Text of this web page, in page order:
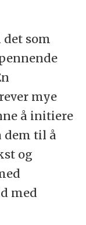
det som
mye
å initiere
dem til å
og
med